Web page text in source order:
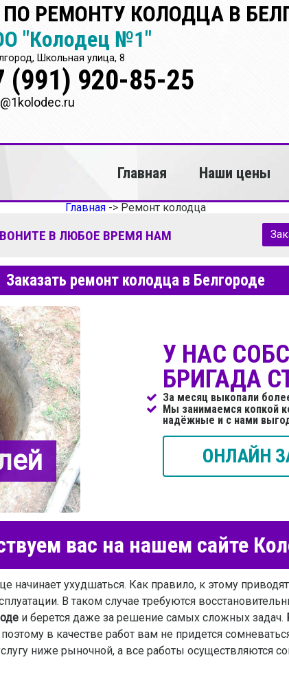
РЕМОНТУ КОЛОДЦА В
"Колодец №1"
Школьная улица, 8
(991) 920-85-25
Главная Наши цены
Главная-> Ремонт колодца
В ЛЮБОЕ ВРЕМЯ НАМ
Заказать ремонт колодца в Белгороде
У НАС
БРИГАДА
За месяц выкопали
Мы занимаемся копкой
надёжные и с нами
ОНЛАЙН
вас на нашем сайте
начинает ухудшаться. Как правило, к этому
В таком случае требуются
и берется даже за решение самых сложных задач.
в качестве работ вам не придется
ниже рыночной, а все работы осуществляются